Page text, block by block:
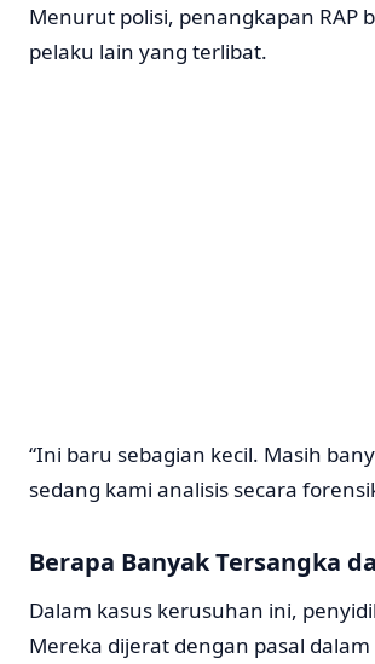
Menurut polisi, penangkapan
pelaku lain yang terlibat.
“Ini baru sebagian kecil. Masih
sedang kami analisis secara
Berapa Banyak Tersangka
Dalam kasus kerusuhan ini,
Mereka dijerat dengan pasal